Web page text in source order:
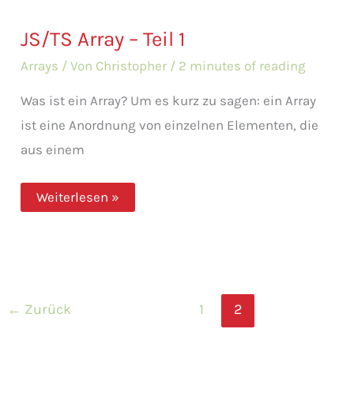
JS/TS Array – Teil 1
Arrays / Von Christopher / 2 minutes of reading
Was ist ein Array? Um es kurz zu sagen: ein Array
ist eine Anordnung von einzelnen Elementen, die
aus einem
JS/TS
Array
Weiterlesen »
← Zurück 1 2